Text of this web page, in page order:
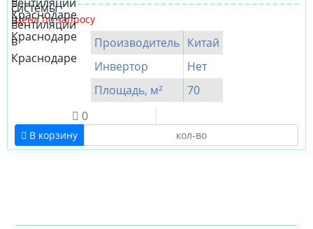
Цена по запросу
Производитель Китай
Инвертор
Нет
Площадь, м²
70
0
В корзину